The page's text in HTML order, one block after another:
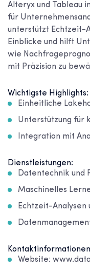
Alteryx und Tableau
für
unterstützt Echtzeit-
Einblicke und hilft
wie
mit Präzision zu
Wichtigste Highlights:
Einheitliche
Unterstützung für
Integration mit
Dienstleistungen:
Datentechnik und
Maschinelles
Echtzeit-Analysen
Website: